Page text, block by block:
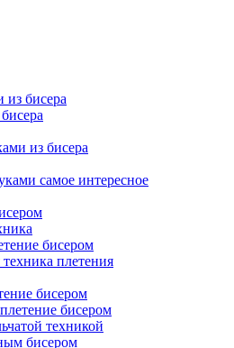
из бисера
из бисера
самое интересное
бисером
плетения
бисером
бисером
техникой
бисером